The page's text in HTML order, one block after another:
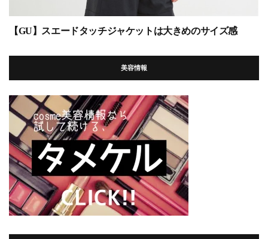
【GU】スエードタッチジャケットは大きめのサイズ感
美容情報